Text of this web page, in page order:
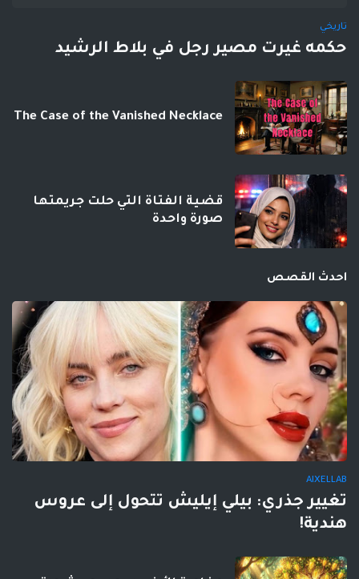
تاريخي
حكمه غيرت مصير رجل في بلاط الرشيد
The Case of the Vanished Necklace
قضية الفتاة التي حلت جريمتها
صورة واحدة
احدث القصص
AIXELLAB
تغيير جذري: بيلي إيليش تتحول إلى عروس
هندية!